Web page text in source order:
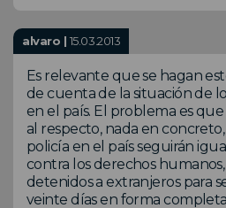
alvaro | 15.03.2013
Es relevante que se hagan
de cuenta de la situación de
en el país. El problema es
al respecto, nada en
policía en el país seguirán
contra los derechos
detenidos a extranjeros para
veinte días en forma